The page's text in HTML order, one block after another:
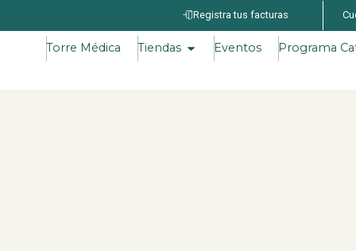
Registra tus facturas
Torre Médica Tiendas Eventos Programa